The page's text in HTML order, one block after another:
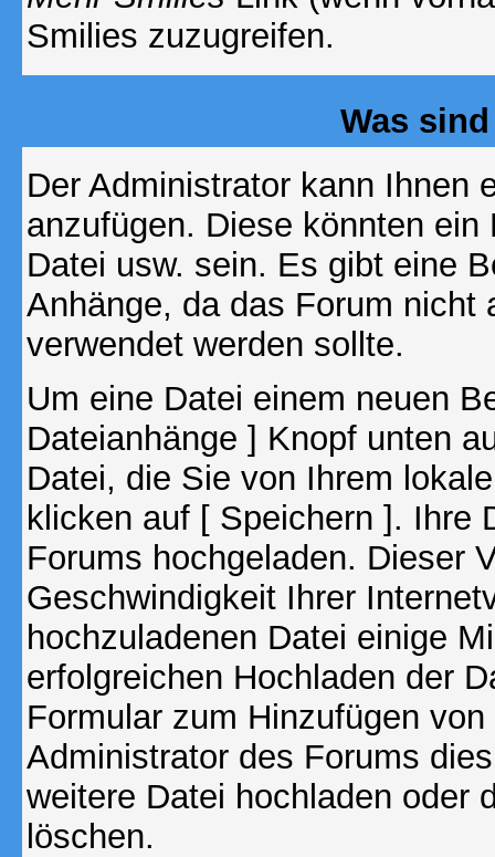
Smilies zuzugreifen.
Was
Der Administrator kann Ihnen
anzufügen. Diese könnten
Datei usw. sein. Es gibt eine
Anhänge, da das Forum nicht
verwendet werden sollte.
Um eine Datei einem neuen
Dateianhänge ] Knopf unten
Datei, die Sie von Ihrem
klicken auf [ Speichern ]. Ihre
Forums hochgeladen. Dieser
Geschwindigkeit Ihrer
hochzuladenen Datei einige
erfolgreichen Hochladen der
Formular zum Hinzufügen
Administrator des Forums
weitere Datei hochladen oder
löschen.